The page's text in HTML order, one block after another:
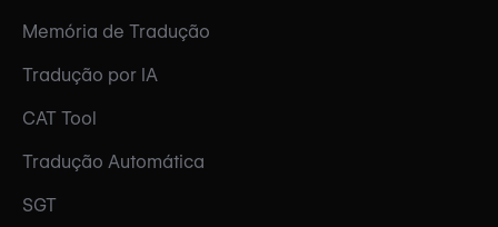
Memória de Tradução
Tradução por IA
CAT Tool
Tradução Automática
SGT